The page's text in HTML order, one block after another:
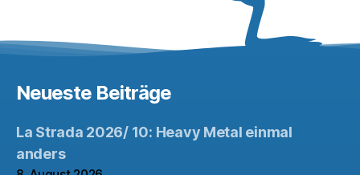
Neueste Beiträge
La Strada 2026/ 10: Heavy Metal einmal
anders